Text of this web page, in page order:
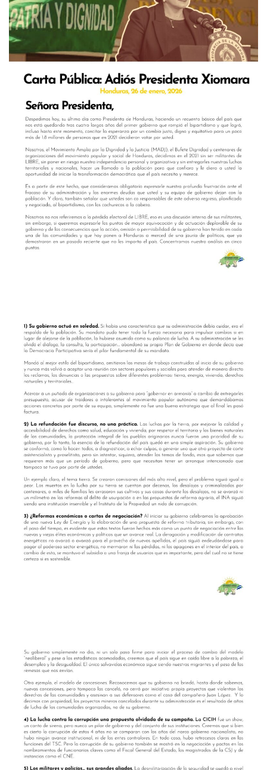
cierre
del
gobierno
de
Xiomara
Castro